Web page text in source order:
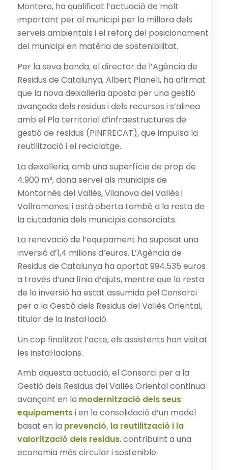
Montero, ha qualificat l’actuació de molt
important per al municipi per la millora dels
serveis ambientals i el reforç del posicionament
del municipi en matèria de sostenibilitat.
Per la seva banda, el director de l’Agència de
Residus de Catalunya, Albert Planell, ha afirmat
que la nova deixalleria aposta per una gestió
avançada dels residus i dels recursos i s’alinea
amb el Pla territorial d’infraestructures de
gestió de residus (PINFRECAT), que impulsa la
reutilització i el reciclatge.
La deixalleria, amb una superfície de prop de
4.900 m², dona servei als municipis de
Montornès del Vallès, Vilanova del Vallès i
Vallromanes, i està oberta també a la resta de
la ciutadania dels municipis consorciats.
La renovació de l’equipament ha suposat una
inversió d’1,4 milions d’euros. L’Agència de
Residus de Catalunya ha aportat 994.535 euros
a través d’una línia d’ajuts, mentre que la resta
de la inversió ha estat assumida pel Consorci
per a la Gestió dels Residus del Vallès Oriental,
titular de la instal·lació.
Un cop finalitzat l’acte, els assistents han visitat
les instal·lacions.
Amb aquesta actuació, el Consorci per a la
Gestió dels Residus del Vallès Oriental continua
avançant en la modernització dels seus
equipamentsi en la consolidació d’un model
basat en la prevenció, la reutilització i la
valorització dels residus, contribuint a una
economia més circular i sostenible.